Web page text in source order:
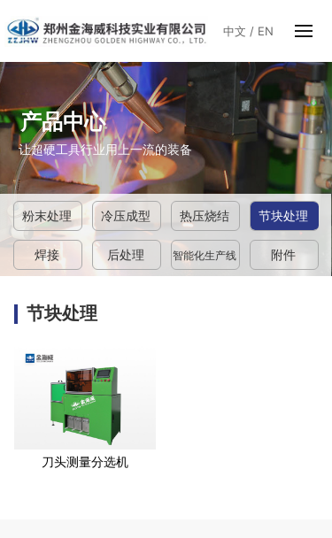
中文 / EN
产品中心
让超硬工具行业用上一流的装备
粉末处理 冷压成型 热压烧结
焊接 后处理 智能化生产线 附件
节块处理
刀头测量分选机
节块处理